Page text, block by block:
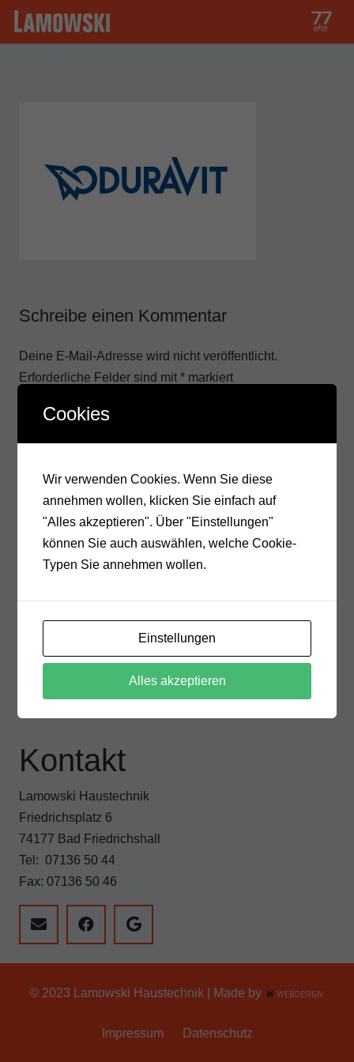
Schreibe einen Kommentar
Deine E-Mail-Adresse wird nicht veröffentlicht.
Erforderliche Felder sind mit * markiert
Meinen Namen, meine E-Mail-Adresse und meine
Website in diesem Browser, für die nächste
Kommentierung, speichern.
KOMMENTAR ABSCHICKEN
Kontakt
Lamowski Haustechnik
Friedrichsplatz 6
74177 Bad Friedrichshall
Tel: 07136 50 44
Fax: 07136 50 46
© 2023 Lamowski Haustechnik | Made by
Impressum Datenschutz
Cookies
Wir verwenden Cookies. Wenn Sie diese
annehmen wollen, klicken Sie einfach auf
"Alles akzeptieren". Über "Einstellungen"
können Sie auch auswählen, welche Cookie-
Typen Sie annehmen wollen.
Einstellungen
Alles akzeptieren